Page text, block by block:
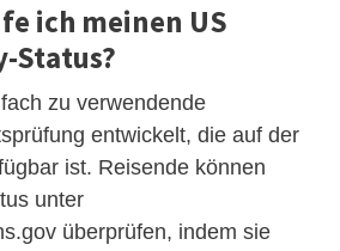
ich meinen US
Status?
zu verwendende
entwickelt, die auf der
ist. Reisende können
unter
überprüfen, indem sie